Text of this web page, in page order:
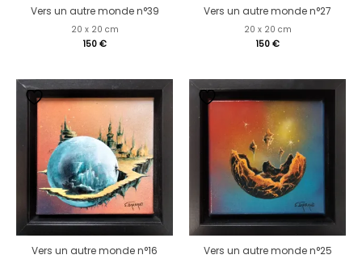
Vers un autre monde n°39
20 x 20 cm
150 €
Vers un autre monde n°27
20 x 20 cm
150 €
Vers un autre monde n°16 Vers un autre monde n°25